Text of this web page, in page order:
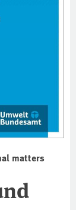
matters